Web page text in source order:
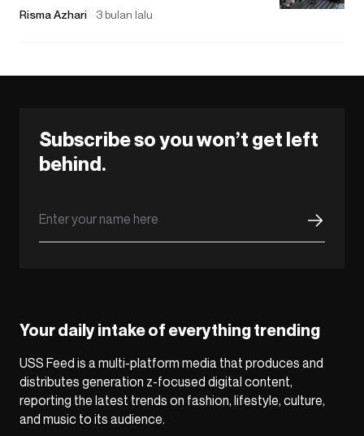
Risma Azhari 3 bulan lalu
Subscribe so you won’t get left
behind.
Your daily intake of everything trending
USS Feed is a multi-platform media that produces and
distributes generation z-focused digital content,
reporting the latest trends on fashion, lifestyle, culture,
and music to its audience.